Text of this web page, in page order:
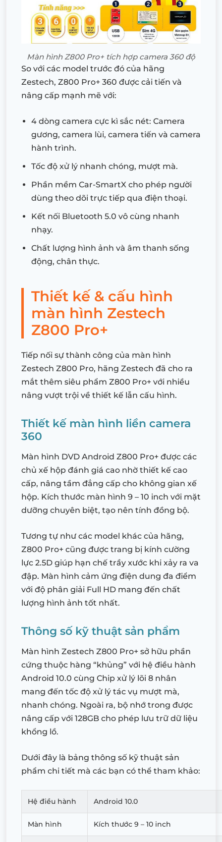
Màn hình Z800 Pro+ tích hợp camera 360 độ
So với các model trước đó của hãng
Zestech, Z800 Pro+ 360 được cải tiến và
nâng cấp mạnh mẽ với:
4 dòng camera cực kì sắc nét: Camera
gương, camera lùi, camera tiến và camera
hành trình.
Tốc độ xử lý nhanh chóng, mượt mà.
Phần mềm Car-SmartX cho phép người
dùng theo dõi trực tiếp qua điện thoại.
Kết nối Bluetooth 5.0 vô cùng nhanh
nhạy.
Chất lượng hình ảnh và âm thanh sống
động, chân thực.
Thiết kế & cấu hình
màn hình Zestech
Z800 Pro+
Tiếp nối sự thành công của màn hình
Zestech Z800 Pro, hãng Zestech đã cho ra
mắt thêm siêu phẩm Z800 Pro+ với nhiều
nâng vượt trội về thiết kế lẫn cấu hình.
Thiết kế màn hình liền camera
360
Màn hình DVD Android Z800 Pro+ được các
chủ xế hộp đánh giá cao nhờ thiết kế cao
cấp, nâng tầm đẳng cấp cho không gian xế
hộp. Kích thước màn hình 9 – 10 inch với mặt
dưỡng chuyên biệt, tạo nên tính đồng bộ.
Tương tự như các model khác của hãng,
Z800 Pro+ cũng được trang bị kính cường
lực 2.5D giúp hạn chế trầy xước khi xảy ra va
đập. Màn hình cảm ứng điện dung đa điểm
với độ phân giải Full HD mang đến chất
lượng hình ảnh tốt nhất.
Thông số kỹ thuật sản phẩm
Màn hình Zestech Z800 Pro+ sở hữu phần
cứng thuộc hàng “khủng” với hệ điều hành
Android 10.0 cùng Chip xử lý lõi 8 nhân
mang đến tốc độ xử lý tác vụ mượt mà,
nhanh chóng. Ngoài ra, bộ nhớ trong được
nâng cấp với 128GB cho phép lưu trữ dữ liệu
khổng lồ.
Dưới đây là bảng thông số kỹ thuật sản
phẩm chi tiết mà các bạn có thể tham khảo:
Hệ điều hành Android 10.0
Màn hình Kích thước 9 – 10 inch